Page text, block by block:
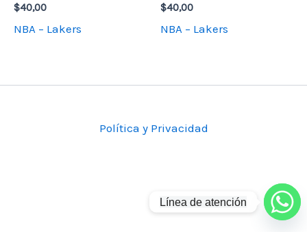
$40,00
NBA – Lakers
$40,00
NBA – Lakers
Política y Privacidad
Línea de atención